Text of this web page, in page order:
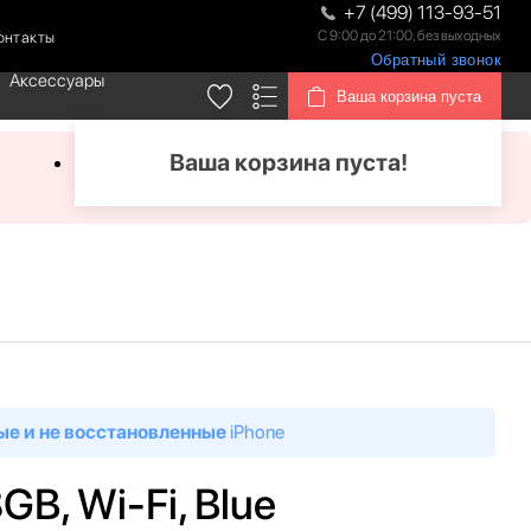
+7 (499) 113-93-51
С 9:00 до 21:00, без выходных
Обратный звонок
Аксессуары
Ваша корзина пуста
Ваша корзина пуста!
и не восстановленныеiPhone
Wi-Fi, Blue